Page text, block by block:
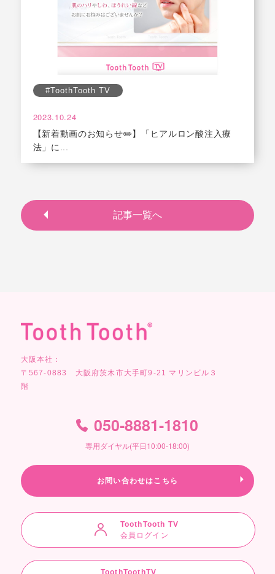
#ToothTooth TV
2023.10.24
【新着動画のお知らせ✏️】「ヒアルロン酸注入療
法」に...
記事一覧へ
大阪本社：
〒567-0883 大阪府茨木市大手町9-21 マリンビル３
階
050-8881-1810
専用ダイヤル(平日10:00-18:00)
お問い合わせはこちら
ToothTooth TV
会員ログイン
ToothToothTV